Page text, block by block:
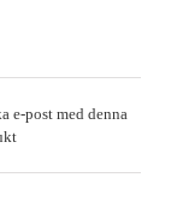
e-post med denna